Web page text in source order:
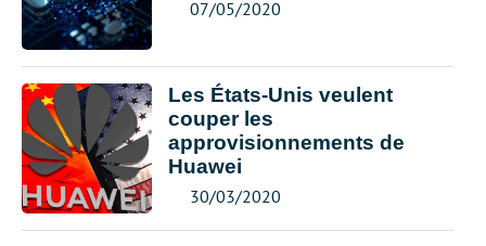
07/05/2020
Les États-Unis veulent
couper les
approvisionnements de
Huawei
30/03/2020